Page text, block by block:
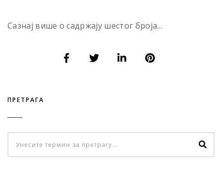
Сазнај више о садржају шестог броја…
ПРЕТРАГА